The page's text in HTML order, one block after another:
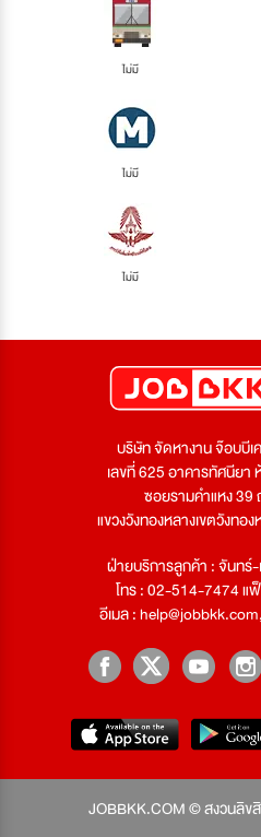
ไม่มี
ไม่มี
ไม่มี
บริษัท จัดหางาน จ๊อบบี
เลขที่ 625 อาคารทัศนียา
ซอยรามคำแหง 39
แขวงวังทองหลางเขตวังทอ
ฝ่ายบริการลูกค้า : จันทร์
โทร : 02-514-7474
อีเมล :help@jobbkk.com,
JOBBKK.COM © สงวนลิข